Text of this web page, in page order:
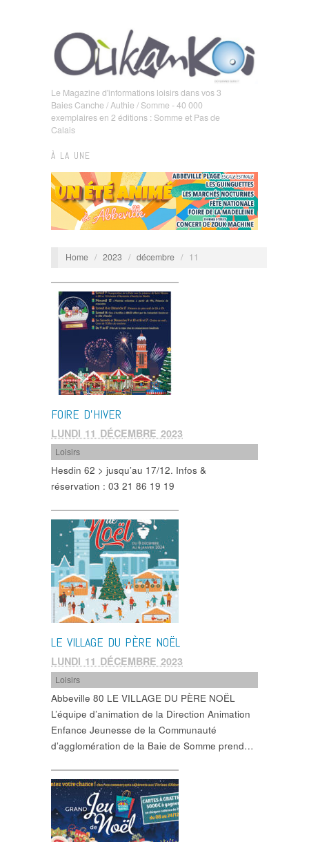
Le Magazine d'informations loisirs dans vos 3
Baies Canche / Authie / Somme - 40 000
exemplaires en 2 éditions : Somme et Pas de
Calais
À LA UNE
Home / 2023 / décembre / 11
FOIRE D’HIVER
LUNDI 11 DÉCEMBRE 2023
Loisirs
Hesdin 62 > jusqu’au 17/12. Infos &
réservation : 03 21 86 19 19
LE VILLAGE DU PÈRE NOËL
LUNDI 11 DÉCEMBRE 2023
Loisirs
Abbeville 80 LE VILLAGE DU PÈRE NOËL
L’équipe d’animation de la Direction Animation
Enfance Jeunesse de la Communauté
d’agglomération de la Baie de Somme prend…